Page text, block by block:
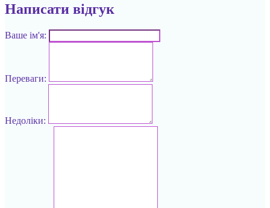
Написати відгук
Ваше ім'я:
Переваги:
Недоліки: